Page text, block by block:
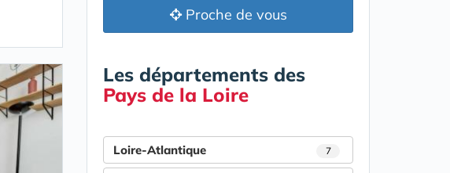
Proche de vous
Les départements des
Pays de la Loire
Loire-Atlantique 7